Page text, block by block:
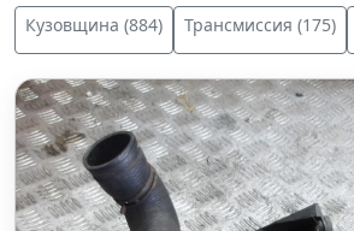
Кузовщина (884) Трансмиссия (175)